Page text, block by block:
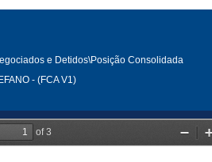
e Detidos\Posição Consolidada
- (FCA V1)